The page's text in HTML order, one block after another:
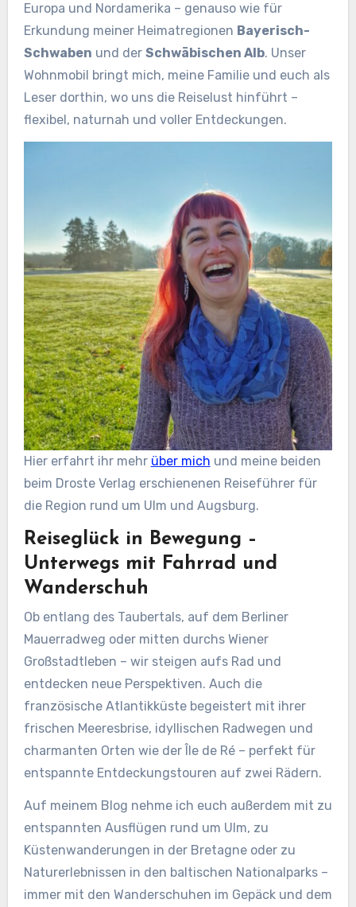
Europa und Nordamerika – genauso wie für
Erkundung meiner Heimatregionen Bayerisch-
Schwaben und der Schwäbischen Alb. Unser
Wohnmobil bringt mich, meine Familie und euch als
Leser dorthin, wo uns die Reiselust hinführt –
flexibel, naturnah und voller Entdeckungen.
Hier erfahrt ihr mehr über mich und meine beiden
beim Droste Verlag erschienenen Reiseführer für
die Region rund um Ulm und Augsburg.
Reiseglück in Bewegung –
Unterwegs mit Fahrrad und
Wanderschuh
Ob entlang des Taubertals, auf dem Berliner
Mauerradweg oder mitten durchs Wiener
Großstadtleben – wir steigen aufs Rad und
entdecken neue Perspektiven. Auch die
französische Atlantikküste begeistert mit ihrer
frischen Meeresbrise, idyllischen Radwegen und
charmanten Orten wie der Île de Ré – perfekt für
entspannte Entdeckungstouren auf zwei Rädern.
Auf meinem Blog nehme ich euch außerdem mit zu
entspannten Ausflügen rund um Ulm, zu
Küstenwanderungen in der Bretagne oder zu
Naturerlebnissen in den baltischen Nationalparks –
immer mit den Wanderschuhen im Gepäck und dem